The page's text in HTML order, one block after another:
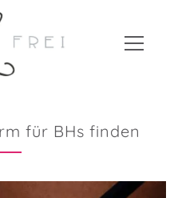
für BHs finden